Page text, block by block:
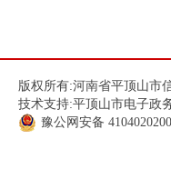
版权所有:河南省平顶山市
技术支持:平顶山市电子政
豫公网安备